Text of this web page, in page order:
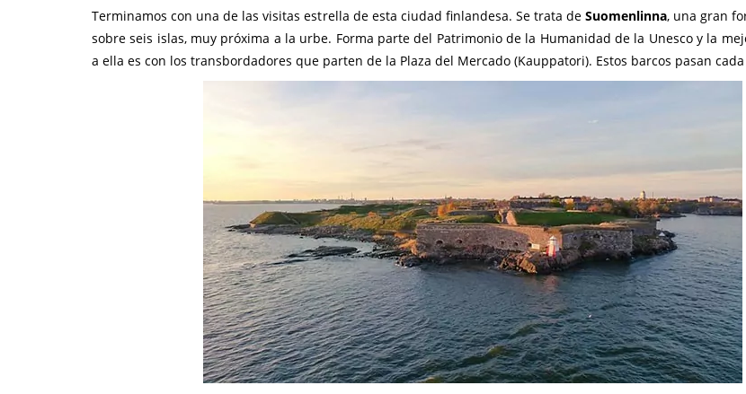
Terminamos con una de las visitas estrella de esta ciudad finlandesa. Se trata deSuomenlinna, una gran
sobre seis islas, muy próxima a la urbe. Forma parte del Patrimonio de la Humanidad de la Unesco y la
a ella es con los transbordadores que parten de la Plaza del Mercado (Kauppatori). Estos barcos pasan